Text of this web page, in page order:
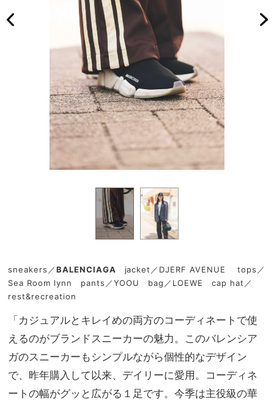
sneakers／BALENCIAGA jacket／DJERF AVENUE tops／
Sea Room lynn pants／YOOU bag／LOEWE cap hat／
rest&recreation
「カジュアルとキレイめの両方のコーディネートで使
えるのがブランドスニーカーの魅力。このバレンシア
ガのスニーカーもシンプルながら個性的なデザイン
で、昨年購入して以来、デイリーに愛用。コーディネ
ートの幅がグッと広がる１足です。今季は主役級の華